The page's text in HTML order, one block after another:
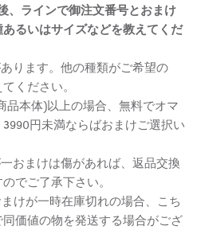
、ラインで御注文番号とおまけ
るいはサイズなどを教えてくだ
ります。他の種類がご希望の
ください。
品本体)以上の場合、無料でオマ
円未満ならばおまけご選択い
おまけは傷があれば、返品交換
でご了承下さい。
けが一時在庫切れの場合、こち
価値の物を発送する場合がござ